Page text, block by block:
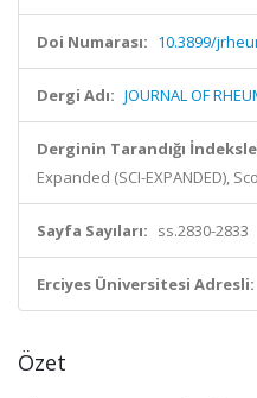
Doi Numarası: 10.3899/
Dergi Adı: JOURNAL OF
Derginin Tarandığı
Expanded (SCI-EXPANDED),
Sayfa Sayıları: ss.2830-2833
Erciyes Üniversitesi Adresli:
Özet